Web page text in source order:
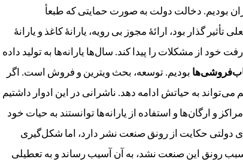
بودیم. دخالت دولت به صورت حمایتی که طبعأ
گذار بود، ارائۀ مجوز بی رویه، یارانۀ کاغذ و یارانۀ
از مشکلات را پیدا کند. سال‌ها یارانه‌ها به تولید داده
بودیم. توسعه، بحث ویترین و فروش است. اگر
به حیاتش ادامه دهد. ناشرانی در این ادوار داشتیم
و ارگان‌ها و استفاده از یارانه‌ها توانستند به حیات خود
دولتی حکایت از رونق صنعت نشر دارد، اما شکل‌گیری
سبب رونق این صنعت نشد، به آن آسیب رساند و به تعطیلی